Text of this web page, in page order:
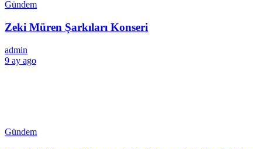
Gündem
Zeki Müren Şarkıları Konseri
admin
9 ay ago
Gündem